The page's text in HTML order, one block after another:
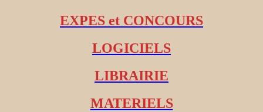
EXPES et CONCOURS
LOGICIELS
LIBRAIRIE
MATERIELS